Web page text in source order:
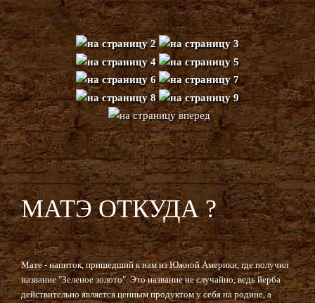
МАТЭ ОТКУДА ?
Мате - напиток, пришедший к нам из Южной Америки, где получил
название "Зеленое золото". Это название не случайно, ведь йерба
действительно является ценным продуктом у себя на родине, а